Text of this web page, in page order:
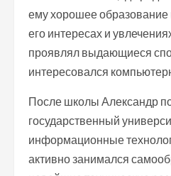
ему хорошее образование
его интересах и
проявлял выдающиеся
интересовался
После школы Александр
государственный
информационные
активно занимался